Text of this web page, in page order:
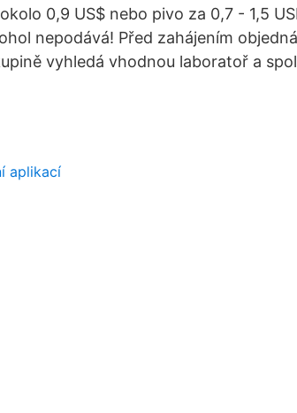
0,9 US$ nebo pivo za 0,7 - 1,5
nepodává! Před zahájením
vyhledá vhodnou laboratoř a
aplikací